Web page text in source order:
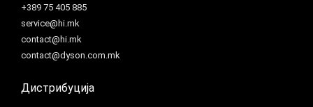
+389 75 405 885
service@hi.mk
contact@hi.mk
contact@dyson.com.mk
Дистрибуција